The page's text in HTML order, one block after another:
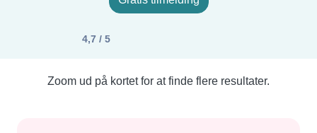
4,7 / 5
Zoom ud på kortet for at finde flere resultater.